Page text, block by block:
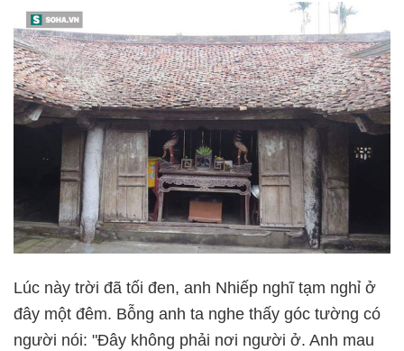
Lúc này trời đã tối đen, anh Nhiếp nghĩ tạm nghỉ ở
đây một đêm. Bỗng anh ta nghe thấy góc tường có
người nói: "Đây không phải nơi người ở. Anh mau